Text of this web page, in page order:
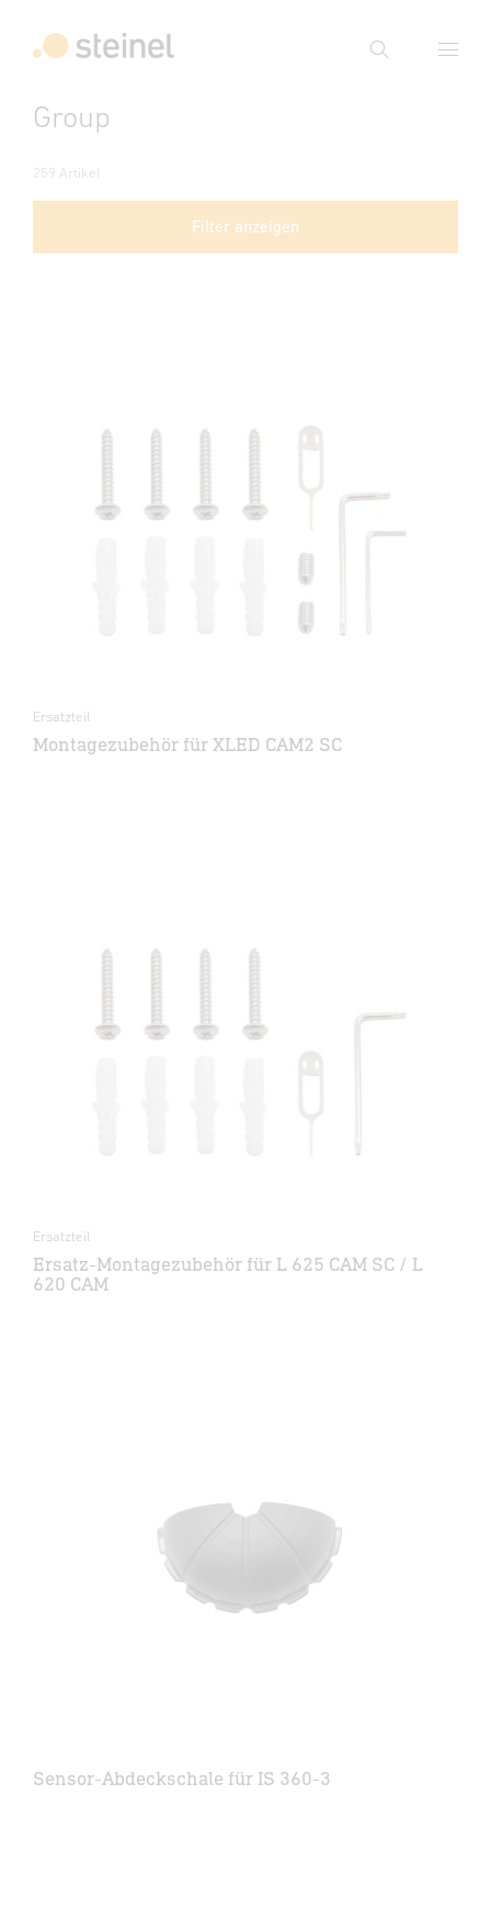
Suche
Group
259 Artikel
Filter anzeigen
Ersatzteil
Montagezubehör für XLED CAM2 SC
Ersatzteil
Ersatz-Montagezubehör für L 625 CAM SC / L
620 CAM
Sensor-Abdeckschale für IS 360-3